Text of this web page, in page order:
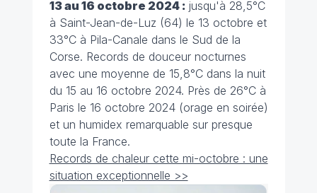
13 au 16 octobre 2024 : jusqu'à 28,5°C
à Saint-Jean-de-Luz (64) le 13 octobre et
33°C à Pila-Canale dans le Sud de la
Corse. Records de douceur nocturnes
avec une moyenne de 15,8°C dans la nuit
du 15 au 16 octobre 2024. Près de 26°C à
Paris le 16 octobre 2024 (orage en soirée)
et un humidex remarquable sur presque
toute la France.
Records de chaleur cette mi-octobre : une
situation exceptionnelle >>